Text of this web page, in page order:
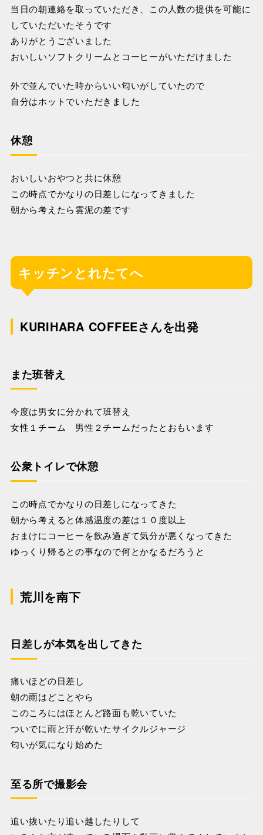
当日の朝連絡を取っていただき、この人数の提供を可能に
していただいたそうです
ありがとうございました
おいしいソフトクリームとコーヒーがいただけました
外で並んでいた時からいい匂いがしていたので
自分はホットでいただきました
休憩
おいしいおやつと共に休憩
この時点でかなりの日差しになってきました
朝から考えたら雲泥の差です
キッチンとれたてへ
KURIHARA COFFEEさんを出発
また班替え
今度は男女に分かれて班替え
女性１チーム 男性２チームだったとおもいます
公衆トイレで休憩
この時点でかなりの日差しになってきた
朝から考えると体感温度の差は１０度以上
おまけにコーヒーを飲み過ぎて気分が悪くなってきた
ゆっくり帰るとの事なので何とかなるだろうと
荒川を南下
日差しが本気を出してきた
痛いほどの日差し
朝の雨はどことやら
このころにはほとんど路面も乾いていた
ついでに雨と汗が乾いたサイクルジャージ
匂いが気になり始めた
至る所で撮影会
追い抜いたり追い越したりして